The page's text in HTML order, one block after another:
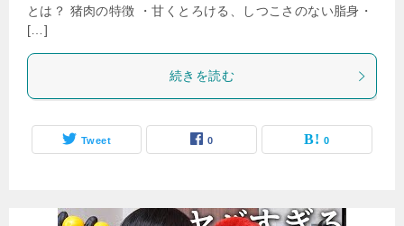
とは？ 猪肉の特徴 ・甘くとろける、しつこさのない脂身・
[…]
続きを読む
Tweet 0 0